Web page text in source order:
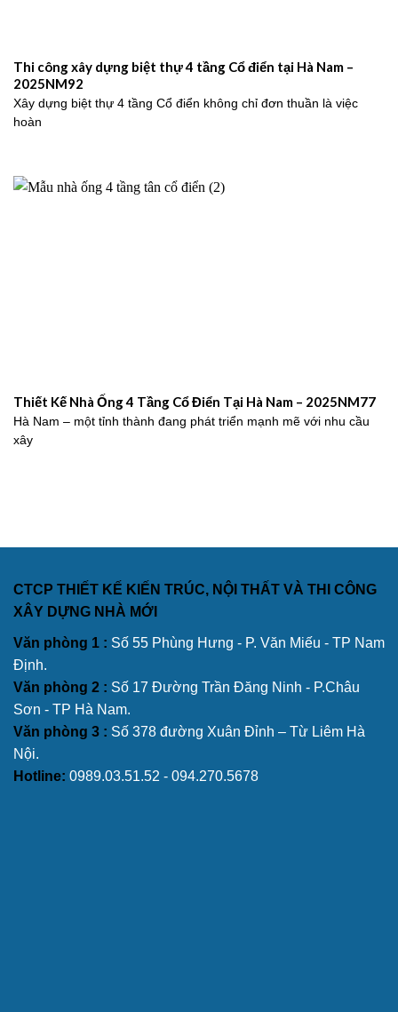
Thi công xây dựng biệt thự 4 tầng Cổ điển tại Hà Nam –
2025NM92
Xây dựng biệt thự 4 tầng Cổ điển không chỉ đơn thuần là việc
hoàn
Thiết Kế Nhà Ống 4 Tầng Cổ Điển Tại Hà Nam – 2025NM77
Hà Nam – một tỉnh thành đang phát triển mạnh mẽ với nhu cầu
xây
CTCP THIẾT KẾ KIẾN TRÚC, NỘI THẤT VÀ THI CÔNG
XÂY DỰNG NHÀ MỚI
Văn phòng 1 : Số 55 Phùng Hưng - P. Văn Miếu - TP Nam
Định.
Văn phòng 2 : Số 17 Đường Trần Đăng Ninh - P.Châu
Sơn - TP Hà Nam.
Văn phòng 3 : Số 378 đường Xuân Đỉnh – Từ Liêm Hà
Nội.
Hotline: 0989.03.51.52 - 094.270.5678